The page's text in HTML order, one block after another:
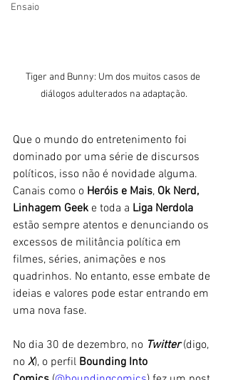
Ensaio
Tiger and Bunny: Um dos muitos casos de
diálogos adulterados na adaptação.
Que o mundo do entretenimento foi
dominado por uma série de discursos
políticos, isso não é novidade alguma.
Canais como o Heróis e Mais, Ok Nerd,
Linhagem Geek e toda a Liga Nerdola
estão sempre atentos e denunciando os
excessos de militância política em
filmes, séries, animações e nos
quadrinhos. No entanto, esse embate de
ideias e valores pode estar entrando em
uma nova fase.
No dia 30 de dezembro, no Twitter (digo,
no X), o perfil Bounding Into